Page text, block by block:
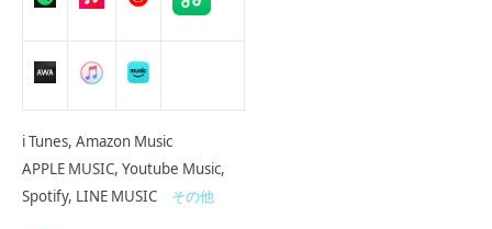
i Tunes, Amazon Music
APPLE MUSIC, Youtube Music,
Spotify, LINE MUSIC その他